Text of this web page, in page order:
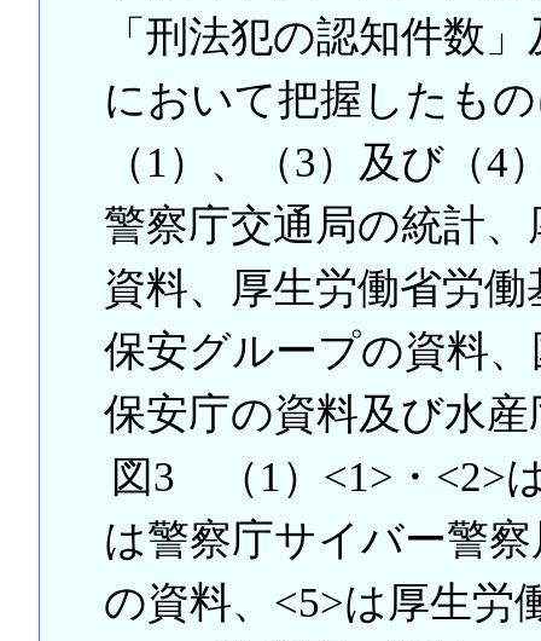
「刑法犯の認知件数
において把握したも
（1）、（3）及び（
警察庁交通局の統計
資料、厚生労働省労
保安グループの資料
保安庁の資料及び水
図3 （1）<1>・<2>
は警察庁サイバー警
の資料、<5>は厚生労